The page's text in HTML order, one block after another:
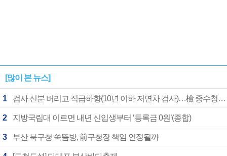
[많이 본 뉴스]
1 검사 신분 버리고 직급하향(10년 이하 저연차 검사)…檢 중수청행 기피
2 지방국립대 이르면 내년 신입생부터 ‘등록금 0원’(종합)
3 부산 북구청 쑥뜸방, 前구청장 책임 인정될까